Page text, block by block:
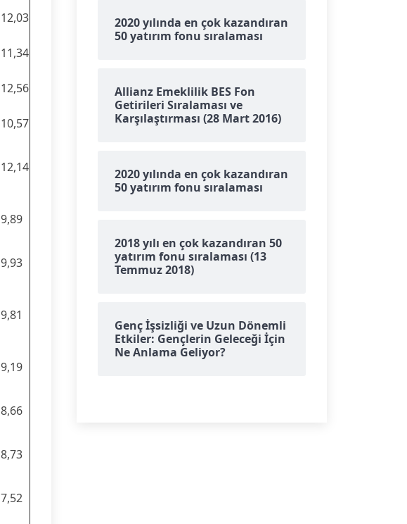
12,03
11,34
12,56
10,57
12,14
9,89
9,93
9,81
9,19
8,66
8,73
7,52
2020 yılında en çok kazandıran
50 yatırım fonu sıralaması
Allianz Emeklilik BES Fon
Getirileri Sıralaması ve
Karşılaştırması (28 Mart 2016)
2020 yılında en çok kazandıran
50 yatırım fonu sıralaması
2018 yılı en çok kazandıran 50
yatırım fonu sıralaması (13
Temmuz 2018)
Genç İşsizliği ve Uzun Dönemli
Etkiler: Gençlerin Geleceği İçin
Ne Anlama Geliyor?